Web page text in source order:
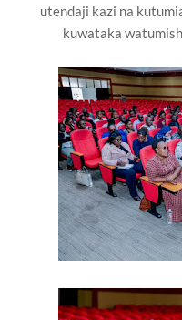
utendaji kazi na
kuwataka